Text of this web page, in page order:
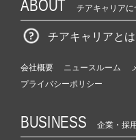
ABOUT チアキャリアに
チアキャリアとは
会社概要 ニュースルーム
プライバシーポリシー
BUSINESS 企業・採